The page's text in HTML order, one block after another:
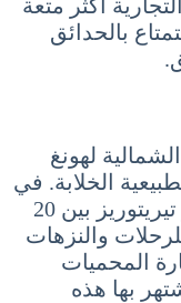
أكثر متعة
بالحدائق
لهونغ
الخلابة. في
أبريل، تكون درجات الحرارة في نيو تيريتوريز بين 20
للرحلات والنزهات
المحميات
بها هذه